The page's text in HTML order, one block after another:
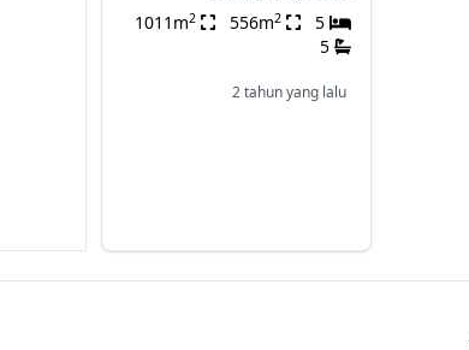
1011m2 556m2
5
5
2 tahun yang lalu